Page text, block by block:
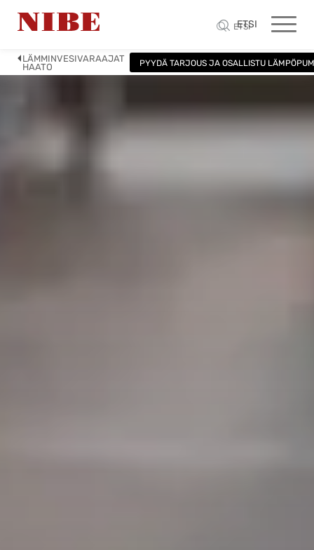
ETSI
ETSI
LÄMMINVESIVARAAJAT
HAATO
PYYDÄ TARJOUS JA OSALLISTU